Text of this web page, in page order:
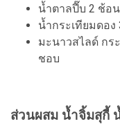
น้ำตาลปี๊บ 2 ช้อ
น้ำกระเทียมดอง
มะนาวสไลด์ กร
ชอบ
ส่วนผสม น้ำจิ้มสุกี้